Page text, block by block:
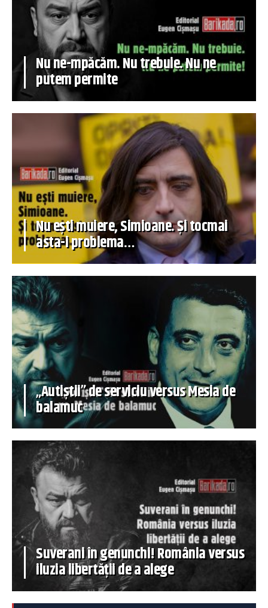
Nu ne-mpăcăm. Nu trebuie. Nu ne
putem permite
Nu ești muiere, Simioane. Și tocmai
asta-i problema…
„Autiștii” de serviciu versus Mesia de
balamuc
Suverani în genunchi! România versus
iluzia libertății de a alege